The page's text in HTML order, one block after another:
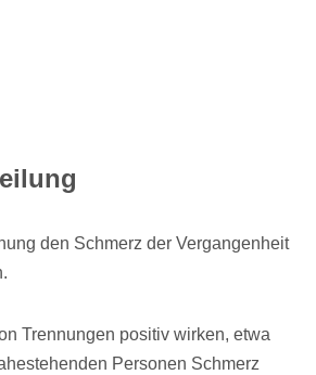
den Schmerz der Vergangenheit
Trennungen positiv wirken, etwa
Personen Schmerz